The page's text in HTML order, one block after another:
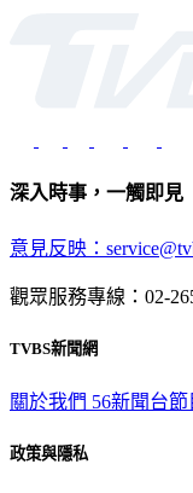
深入時事，一觸即見
意見反映：
觀眾服務專線：02-
TVBS新聞網
關於我們 56新聞台節
政策與隱私